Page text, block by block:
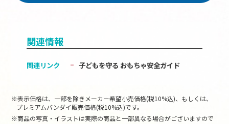
関連情報
関連リンク 子どもを守る おもちゃ安全ガイド
※表示価格は、一部を除きメーカー希望小売価格(税10%込)、もしくは、
プレミアムバンダイ販売価格(税10%込)です。
※商品の写真・イラストは実際の商品と一部異なる場合がございますので